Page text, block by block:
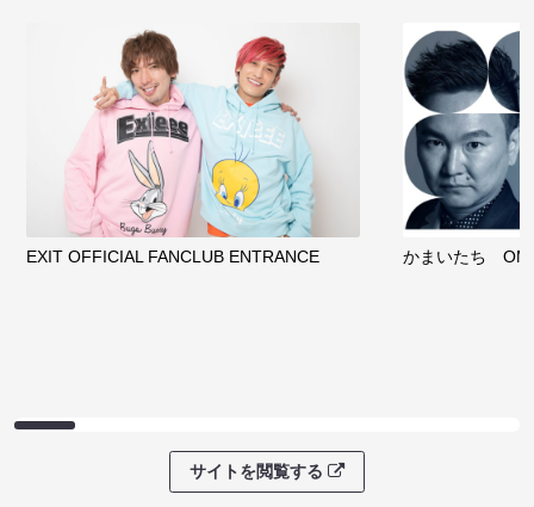
EXIT OFFICIAL FANCLUB ENTRANCE かまいたち
サイトを閲覧する